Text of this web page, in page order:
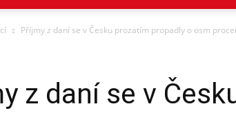
Příjmy z daní se v Česku prozatím propadly o osm
z daní se v